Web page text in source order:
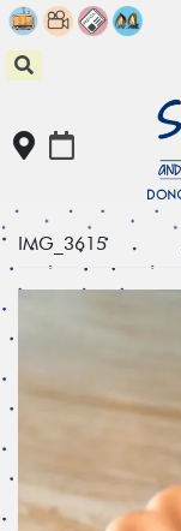
Skip
to
content
IMG_3615